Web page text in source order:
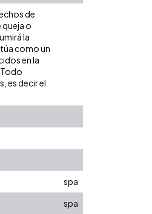
de
queja o
la
como un
en la
es decir el
spa
spa